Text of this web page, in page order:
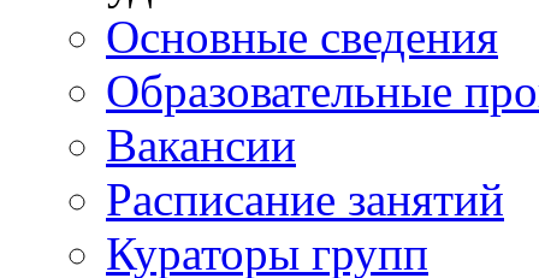
Основные сведения
Образовательные
Вакансии
Расписание занятий
Кураторы групп